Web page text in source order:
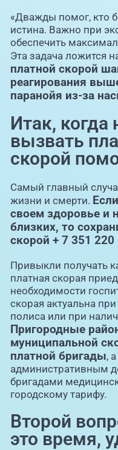
«Дважды помог, кто
истина. Важно при
обеспечить
Эта задача ложится
платной скорой
реагирования
паранойя из-за
Итак,
вызвать
скорой
Самый главный
жизни и смерти.
своем здоровье и
близких, то
скорой + 7 351 220
Привыкли получать
платная скорая
необходимости
скорая актуальна
полиса или при
Пригородные
муниципальной
платной бригады,
административным
бригадами
городскому тарифу.
Второй
это время,